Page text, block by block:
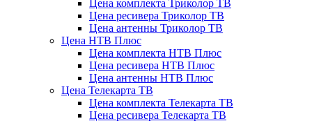
Цена комплекта Триколор ТВ
Цена ресивера Триколор ТВ
Цена антенны Триколор ТВ
Цена НТВ Плюс
Цена комплекта НТВ Плюс
Цена ресивера НТВ Плюс
Цена антенны НТВ Плюс
Цена Телекарта ТВ
Цена комплекта Телекарта ТВ
Цена ресивера Телекарта ТВ